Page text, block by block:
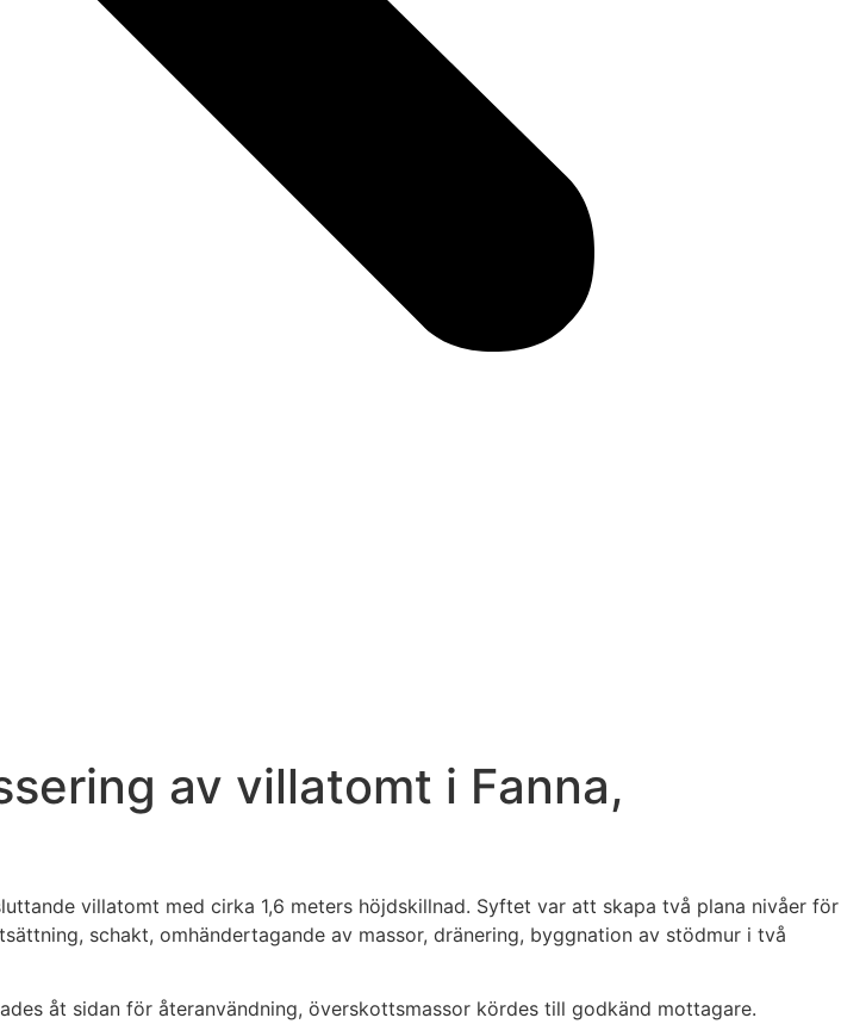
av villatomt i Fanna,
villatomt med cirka 1,6 meters höjdskillnad. Syftet var att skapa två plana nivåer för
schakt, omhändertagande av massor, dränering, byggnation av stödmur i två
åt sidan för återanvändning, överskottsmassor kördes till godkänd mottagare.